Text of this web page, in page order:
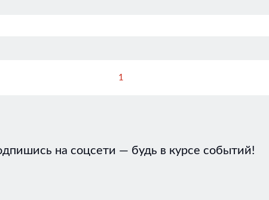
1
на соцсети — будь в курсе событий!